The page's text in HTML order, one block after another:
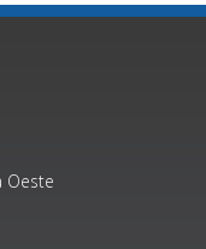
Oeste